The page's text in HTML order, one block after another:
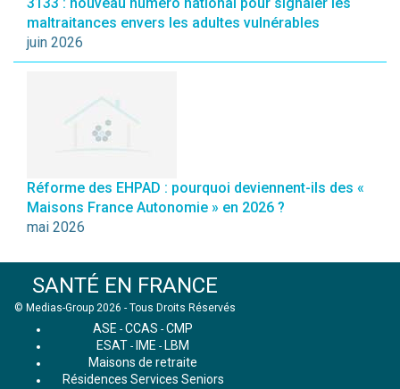
maltraitances envers les adultes vulnérables
juin 2026
Réforme des EHPAD : pourquoi deviennent-ils des «
Maisons France Autonomie » en 2026 ?
mai 2026
SANTÉ EN FRANCE
© Medias-Group 2026 - Tous Droits Réservés
ASE - CCAS - CMP
ESAT - IME - LBM
Maisons de retraite
Résidences Services Seniors